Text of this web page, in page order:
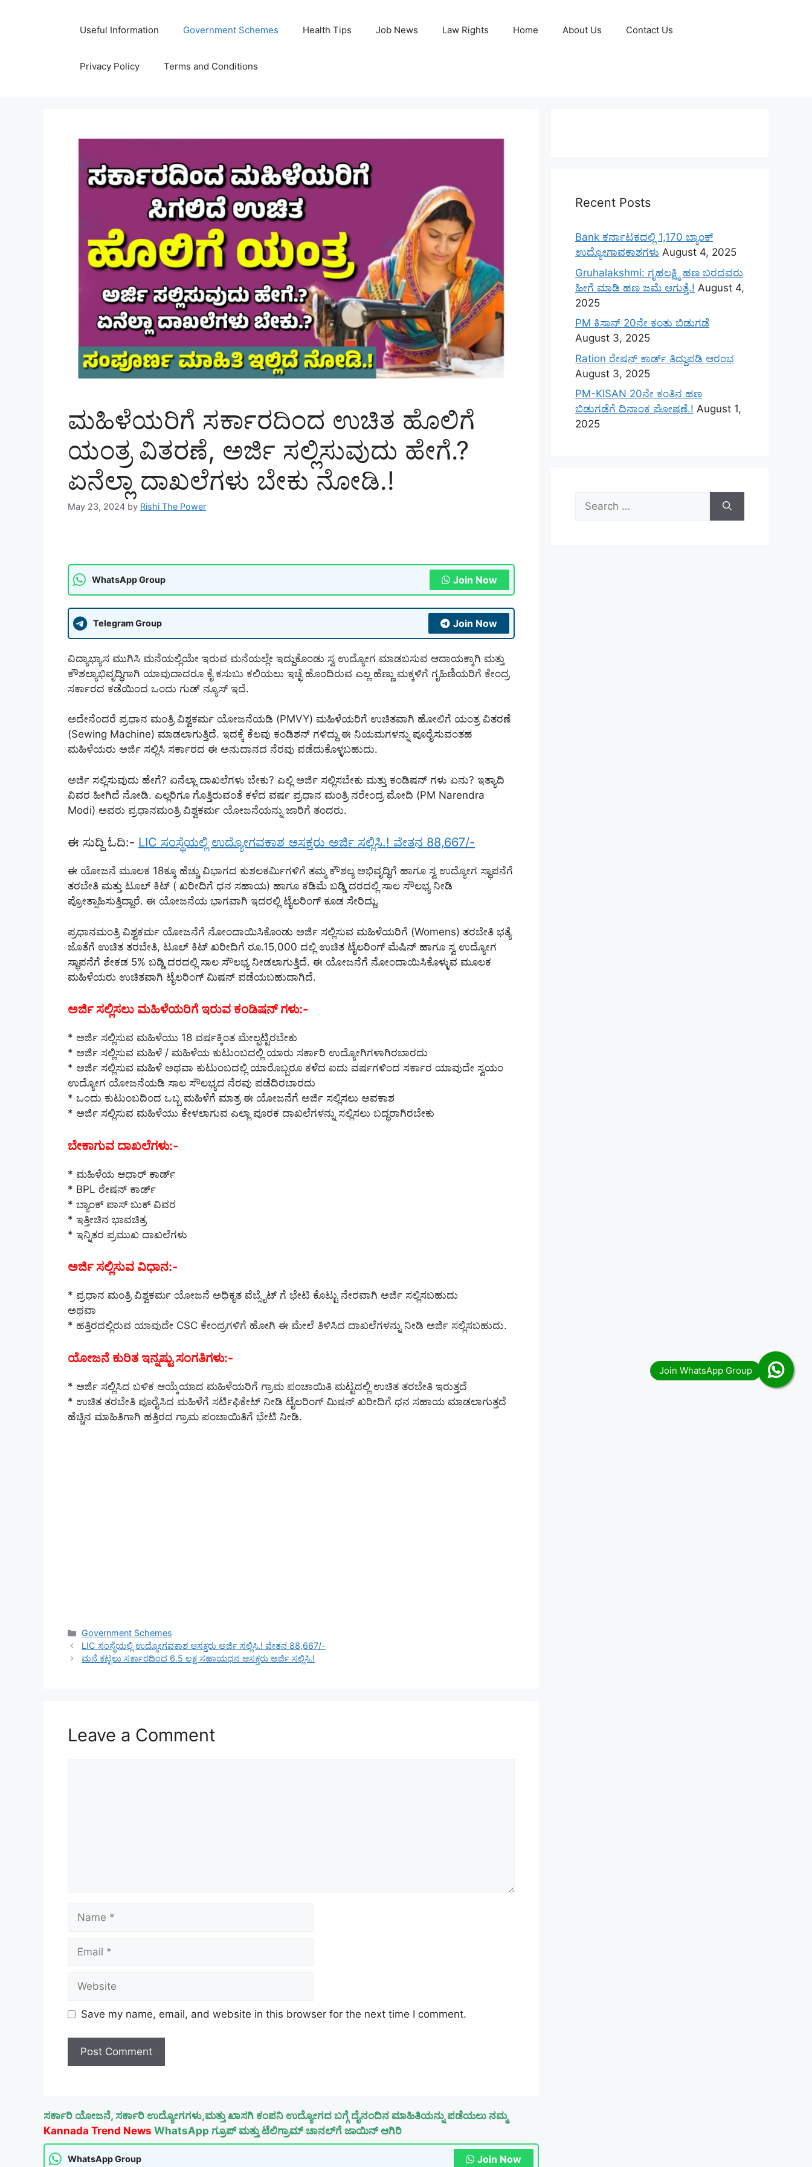
Useful Information Government Schemes Health Tips Job News Law Rights Home About Us Contact Us
Privacy Policy Terms and Conditions
ಮಹಿಳೆಯರಿಗೆ ಸರ್ಕಾರದಿಂದ ಉಚಿತ ಹೊಲಿಗೆ
ಯಂತ್ರ ವಿತರಣೆ, ಅರ್ಜಿ ಸಲ್ಲಿಸುವುದು ಹೇಗೆ.?
ಏನೆಲ್ಲಾ ದಾಖಲೆಗಳು ಬೇಕು ನೋಡಿ.!
May 23, 2024 by Rishi The Power
WhatsApp Group Join Now
Telegram Group Join Now
ವಿದ್ಯಾಭ್ಯಾಸ ಮುಗಿಸಿ ಮನೆಯಲ್ಲಿಯೇ ಇರುವ ಮನೆಯಲ್ಲೇ ಇದ್ದುಕೊಂಡು ಸ್ವ ಉದ್ಯೋಗ ಮಾಡಬಸುವ ಆದಾಯಕ್ಕಾಗಿ ಮತ್ತು
ಕೌಶಲ್ಯಾಭಿವೃದ್ಧಿಗಾಗಿ ಯಾವುದಾದರೂ ಕೈ ಕಸುಬು ಕಲಿಯಲು ಇಚ್ಛೆ ಹೊಂದಿರುವ ಎಲ್ಲ ಹೆಣ್ಣು ಮಕ್ಕಳಿಗೆ ಗೃಹಿಣಿಯರಿಗೆ ಕೇಂದ್ರ
ಸರ್ಕಾರದ ಕಡೆಯಿಂದ ಒಂದು ಗುಡ್ ನ್ಯೂಸ್ ಇದೆ.
ಅದೇನೆಂದರೆ ಪ್ರಧಾನ ಮಂತ್ರಿ ವಿಶ್ವಕರ್ಮ ಯೋಜನೆಯಡಿ (PMVY) ಮಹಿಳೆಯರಿಗೆ ಉಚಿತವಾಗಿ ಹೋಲಿಗೆ ಯಂತ್ರ ವಿತರಣೆ
(Sewing Machine) ಮಾಡಲಾಗುತ್ತಿದೆ. ಇದಕ್ಕೆ ಕೆಲವು ಕಂಡಿಶನ್ ಗಳಿದ್ದು ಈ ನಿಯಮಗಳನ್ನು ಪೂರೈಸುವಂತಹ
ಮಹಿಳೆಯರು ಅರ್ಜಿ ಸಲ್ಲಿಸಿ ಸರ್ಕಾರದ ಈ ಅನುದಾನದ ನೆರವು ಪಡೆದುಕೊಳ್ಳಬಹುದು.
ಅರ್ಜಿ ಸಲ್ಲಿಸುವುದು ಹೇಗೆ? ಏನೆಲ್ಲಾ ದಾಖಲೆಗಳು ಬೇಕು? ಎಲ್ಲಿ ಅರ್ಜಿ ಸಲ್ಲಿಸಬೇಕು ಮತ್ತು ಕಂಡಿಷನ್ ಗಳು ಏನು? ಇತ್ಯಾದಿ
ವಿವರ ಹೀಗಿದೆ ನೋಡಿ. ಎಲ್ಲರಿಗೂ ಗೊತ್ತಿರುವಂತೆ ಕಳೆದ ವರ್ಷ ಪ್ರಧಾನ ಮಂತ್ರಿ ನರೇಂದ್ರ ಮೋದಿ (PM Narendra
Modi) ಅವರು ಪ್ರಧಾನಮಂತ್ರಿ ವಿಶ್ವಕರ್ಮ ಯೋಜನೆಯನ್ನು ಜಾರಿಗೆ ತಂದರು.
ಈ ಸುದ್ದಿ ಓದಿ:- LIC ಸಂಸ್ಥೆಯಲ್ಲಿ ಉದ್ಯೋಗವಕಾಶ ಆಸಕ್ತರು ಅರ್ಜಿ ಸಲ್ಲಿಸಿ.! ವೇತನ 88,667/-
ಈ ಯೋಜನೆ ಮೂಲಕ 18ಕ್ಕೂ ಹೆಚ್ಚು ವಿಭಾಗದ ಕುಶಲಕರ್ಮಿಗಳಿಗೆ ತಮ್ಮ ಕೌಶಲ್ಯ ಅಭಿವೃದ್ಧಿಗೆ ಹಾಗೂ ಸ್ವ ಉದ್ಯೋಗ ಸ್ಥಾಪನೆಗೆ
ತರಬೇತಿ ಮತ್ತು ಟೂಲ್ ಕಿಟ್ ( ಖರೀದಿಗೆ ಧನ ಸಹಾಯ) ಹಾಗೂ ಕಡಿಮೆ ಬಡ್ಡಿ ದರದಲ್ಲಿ ಸಾಲ ಸೌಲಭ್ಯ ನೀಡಿ
ಪ್ರೋತ್ಸಾಹಿಸುತ್ತಿದ್ದಾರೆ. ಈ ಯೋಜನೆಯ ಭಾಗವಾಗಿ ಇದರಲ್ಲಿ ಟೈಲರಿಂಗ್ ಕೂಡ ಸೇರಿದ್ದು.
ಪ್ರಧಾನಮಂತ್ರಿ ವಿಶ್ವಕರ್ಮ ಯೋಜನೆಗೆ ನೋಂದಾಯಿಸಿಕೊಂಡು ಅರ್ಜಿ ಸಲ್ಲಿಸುವ ಮಹಿಳೆಯರಿಗೆ (Womens) ತರಬೇತಿ ಭತ್ಯೆ
ಜೊತೆಗೆ ಉಚಿತ ತರಬೇತಿ, ಟೂಲ್ ಕಿಟ್ ಖರೀದಿಗೆ ರೂ.15,000 ದಲ್ಲಿ ಉಚಿತ ಟೈಲರಿಂಗ್ ಮೆಷಿನ್ ಹಾಗೂ ಸ್ವ ಉದ್ಯೋಗ
ಸ್ಥಾಪನೆಗೆ ಶೇಕಡ 5% ಬಡ್ಡಿ ದರದಲ್ಲಿ ಸಾಲ ಸೌಲಭ್ಯ ನೀಡಲಾಗುತ್ತಿದೆ. ಈ ಯೋಜನೆಗೆ ನೋಂದಾಯಿಸಿಕೊಳ್ಳುವ ಮೂಲಕ
ಮಹಿಳೆಯರು ಉಚಿತವಾಗಿ ಟೈಲರಿಂಗ್ ಮಿಷನ್ ಪಡೆಯಬಹುದಾಗಿದೆ.
ಅರ್ಜಿ ಸಲ್ಲಿಸಲು ಮಹಿಳೆಯರಿಗೆ ಇರುವ ಕಂಡಿಷನ್ ಗಳು:-
* ಅರ್ಜಿ ಸಲ್ಲಿಸುವ ಮಹಿಳೆಯು 18 ವರ್ಷಕ್ಕಿಂತ ಮೇಲ್ಪಟ್ಟಿರಬೇಕು
* ಅರ್ಜಿ ಸಲ್ಲಿಸುವ ಮಹಿಳೆ / ಮಹಿಳೆಯ ಕುಟುಂಬದಲ್ಲಿ ಯಾರು ಸರ್ಕಾರಿ ಉದ್ಯೋಗಿಗಳಾಗಿರಬಾರದು
* ಅರ್ಜಿ ಸಲ್ಲಿಸುವ ಮಹಿಳೆ ಅಥವಾ ಕುಟುಂಬದಲ್ಲಿ ಯಾರೊಬ್ಬರೂ ಕಳೆದ ಐದು ವರ್ಷಗಳಿಂದ ಸರ್ಕಾರ ಯಾವುದೇ ಸ್ವಯಂ
ಉದ್ಯೋಗ ಯೋಜನೆಯಡಿ ಸಾಲ ಸೌಲಭ್ಯದ ನೆರವು ಪಡೆದಿರಬಾರದು
* ಒಂದು ಕುಟುಂಬದಿಂದ ಒಬ್ಬ ಮಹಿಳೆಗೆ ಮಾತ್ರ ಈ ಯೋಜನೆಗೆ ಅರ್ಜಿ ಸಲ್ಲಿಸಲು ಅವಕಾಶ
* ಅರ್ಜಿ ಸಲ್ಲಿಸುವ ಮಹಿಳೆಯು ಕೇಳಲಾಗುವ ಎಲ್ಲಾ ಪೂರಕ ದಾಖಲೆಗಳನ್ನು ಸಲ್ಲಿಸಲು ಬದ್ಧರಾಗಿರಬೇಕು
ಬೇಕಾಗುವ ದಾಖಲೆಗಳು:-
* ಮಹಿಳೆಯ ಆಧಾರ್ ಕಾರ್ಡ್
* BPL ರೇಷನ್ ಕಾರ್ಡ್
* ಬ್ಯಾಂಕ್ ಪಾಸ್ ಬುಕ್ ವಿವರ
* ಇತ್ತೀಚಿನ ಭಾವಚಿತ್ರ
* ಇನ್ನಿತರ ಪ್ರಮುಖ ದಾಖಲೆಗಳು
ಅರ್ಜಿ ಸಲ್ಲಿಸುವ ವಿಧಾನ:-
* ಪ್ರಧಾನ ಮಂತ್ರಿ ವಿಶ್ವಕರ್ಮ ಯೋಜನೆ ಅಧಿಕೃತ ವೆಬ್ಸೈಟ್ ಗೆ ಭೇಟಿ ಕೊಟ್ಟು ನೇರವಾಗಿ ಅರ್ಜಿ ಸಲ್ಲಿಸಬಹುದು
ಅಥವಾ
* ಹತ್ತಿರದಲ್ಲಿರುವ ಯಾವುದೇ CSC ಕೇಂದ್ರಗಳಿಗೆ ಹೋಗಿ ಈ ಮೇಲೆ ತಿಳಿಸಿದ ದಾಖಲೆಗಳನ್ನು ನೀಡಿ ಅರ್ಜಿ ಸಲ್ಲಿಸಬಹುದು.
ಯೋಜನೆ ಕುರಿತ ಇನ್ನಷ್ಟು ಸಂಗತಿಗಳು:-
* ಅರ್ಜಿ ಸಲ್ಲಿಸಿದ ಬಳಿಕ ಆಯ್ಕೆಯಾದ ಮಹಿಳೆಯರಿಗೆ ಗ್ರಾಮ ಪಂಚಾಯಿತಿ ಮಟ್ಟದಲ್ಲಿ ಉಚಿತ ತರಬೇತಿ ಇರುತ್ತದೆ
* ಉಚಿತ ತರಬೇತಿ ಪೂರೈಸಿದ ಮಹಿಳೆಗೆ ಸರ್ಟಿಫಿಕೇಟ್ ನೀಡಿ ಟೈಲರಿಂಗ್ ಮಿಷನ್ ಖರೀದಿಗೆ ಧನ ಸಹಾಯ ಮಾಡಲಾಗುತ್ತದೆ
ಹೆಚ್ಚಿನ ಮಾಹಿತಿಗಾಗಿ ಹತ್ತಿರದ ಗ್ರಾಮ ಪಂಚಾಯಿತಿಗೆ ಭೇಟಿ ನೀಡಿ.
Categories
Government Schemes
LIC ಸಂಸ್ಥೆಯಲ್ಲಿ ಉದ್ಯೋಗವಕಾಶ ಆಸಕ್ತರು ಅರ್ಜಿ ಸಲ್ಲಿಸಿ.! ವೇತನ 88,667/-
ಮನೆ ಕಟ್ಟಲು ಸರ್ಕಾರದಿಂದ 6.5 ಲಕ್ಷ ಸಹಾಯಧನ ಆಸಕ್ತರು ಅರ್ಜಿ ಸಲ್ಲಿಸಿ.!
Leave a Comment
Name
Email
Website
Save my name, email, and website in this browser for the next time I comment.
ಸರ್ಕಾರಿ ಯೋಜನೆ, ಸರ್ಕಾರಿ ಉದ್ಯೋಗಗಳು,ಮತ್ತು ಖಾಸಗಿ ಕಂಪನಿ ಉದ್ಯೋಗದ ಬಗ್ಗೆ ದೈನಂದಿನ ಮಾಹಿತಿಯನ್ನು ಪಡೆಯಲು ನಮ್ಮ
Kannada Trend News WhatsApp ಗ್ರೂಪ್ ಮತ್ತು ಟೆಲಿಗ್ರಾಮ್ ಚಾನಲ್‌ಗೆ ಜಾಯಿನ್ ಆಗಿರಿ
WhatsApp Group Join Now
Recent Posts
Bank ಕರ್ನಾಟಕದಲ್ಲಿ 1,170 ಬ್ಯಾಂಕ್
ಉದ್ಯೋಗಾವಕಾಶಗಳು August 4, 2025
Gruhalakshmi: ಗೃಹಲಕ್ಷ್ಮಿ ಹಣ ಬರದವರು
ಹೀಗೆ ಮಾಡಿ ಹಣ ಜಮೆ‌ ಆಗುತ್ತೆ.! August 4,
2025
PM ಕಿಸಾನ್ 20ನೇ ಕಂತು ಬಿಡುಗಡೆ
August 3, 2025
Ration ರೇಷನ್ ಕಾರ್ಡ್ ತಿದ್ದುಪಡಿ ಆರಂಭ
August 3, 2025
PM-KISAN 20ನೇ ಕಂತಿನ ಹಣ
ಬಿಡುಗಡೆಗೆ ದಿನಾಂಕ ಘೋಷಣೆ.! August 1,
2025
Search
for: